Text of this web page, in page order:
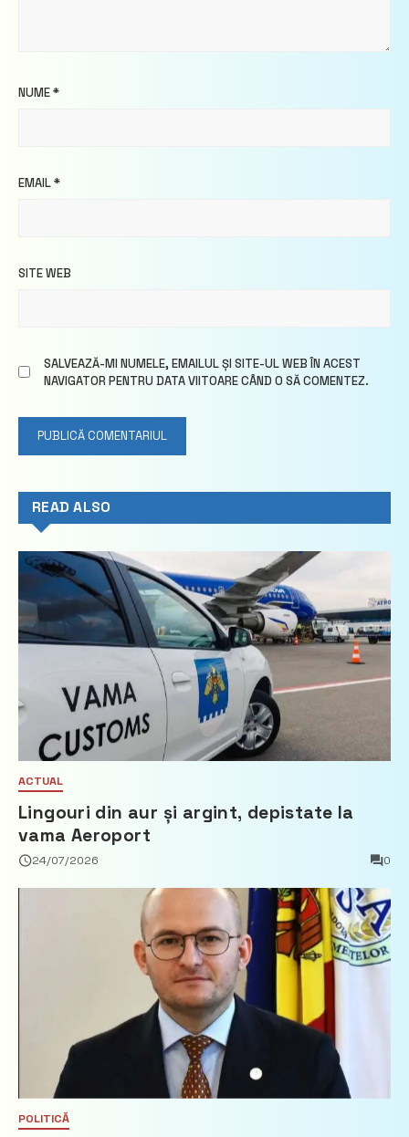
NUME*
EMAIL*
SITE WEB
SALVEAZĂ-MI NUMELE, EMAILUL ȘI SITE-UL WEB ÎN ACEST
NAVIGATOR PENTRU DATA VIITOARE CÂND O SĂ COMENTEZ.
READ ALSO
ACTUAL
Lingouri din aur și argint, depistate la
vama Aeroport
24/07/2026 0
POLITICĂ